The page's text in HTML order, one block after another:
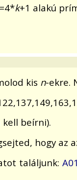
k+1 alakú
kis n-ekre.
kell beírni).
hogy az
találjunk: